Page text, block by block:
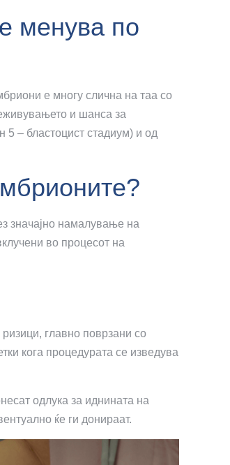
менува по
е многу слична на таа со
и шанса за
– бластоцист стадиум) и од
значајно намалување на
во процесот на
главно поврзани со
кога процедурата се изведува
одлука за иднината на
ќе ги донираат.